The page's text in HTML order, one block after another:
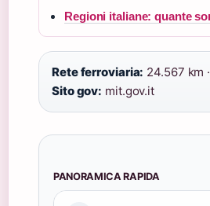
Regioni italiane: quante
Rete ferroviaria: 24.567 km
Sito gov: mit.gov.it
PANORAMICA RAPIDA